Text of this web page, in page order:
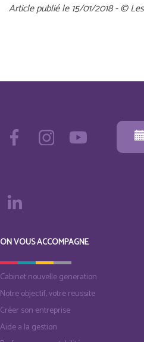
Article publié le 15/01/2018 - ©
ON VOUS ACCOMPAGNE
Cabinet nouvelle generation
Notre objectif, votre reussite
Créer son entreprise
Aide a la gestion